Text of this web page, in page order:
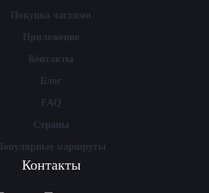
Покупка частями
Приложение
Контакты
Блог
FAQ
Страны
Популярные маршруты
Контакты